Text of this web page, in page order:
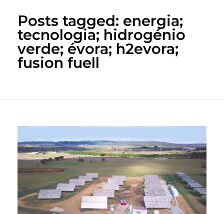
Posts tagged: energia;
tecnologia; hidrogénio
verde; évora; h2evora;
fusion fuell